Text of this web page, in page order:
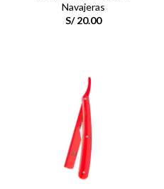
Navajeras
S/20.00